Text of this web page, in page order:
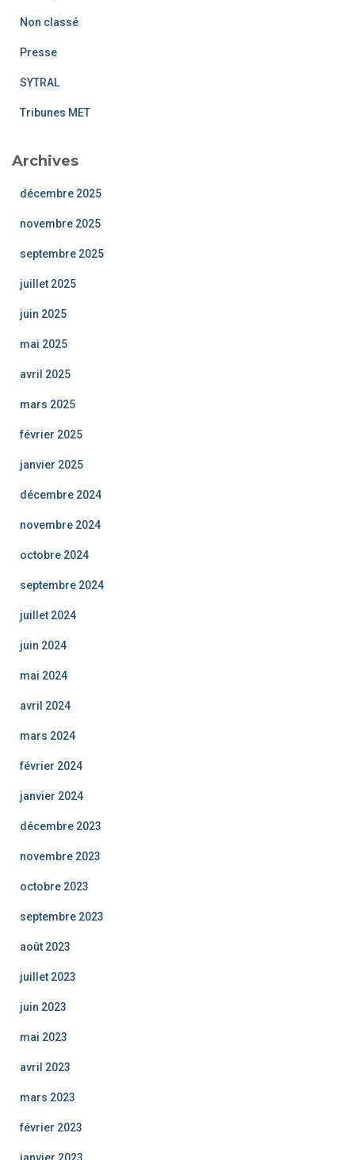
Non classé
Presse
SYTRAL
Tribunes MET
Archives
décembre 2025
novembre 2025
septembre 2025
juillet 2025
juin 2025
mai 2025
avril 2025
mars 2025
février 2025
janvier 2025
décembre 2024
novembre 2024
octobre 2024
septembre 2024
juillet 2024
juin 2024
mai 2024
avril 2024
mars 2024
février 2024
janvier 2024
décembre 2023
novembre 2023
octobre 2023
septembre 2023
août 2023
juillet 2023
juin 2023
mai 2023
avril 2023
mars 2023
février 2023